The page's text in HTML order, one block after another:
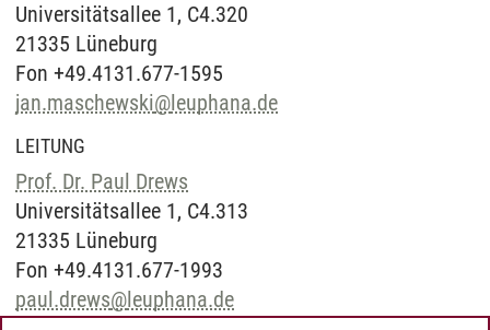
Universitätsallee 1, C4.320
21335 Lüneburg
Fon +49.4131.677-1595
jan.maschewski@leuphana.de
LEITUNG
Prof. Dr. Paul Drews
Universitätsallee 1, C4.313
21335 Lüneburg
Fon +49.4131.677-1993
paul.drews@leuphana.de